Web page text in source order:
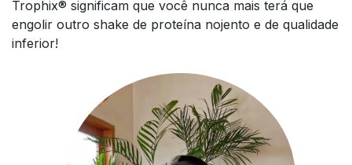
Trophix® significam que você nunca mais terá que
engolir outro shake de proteína nojento e de qualidade
inferior!